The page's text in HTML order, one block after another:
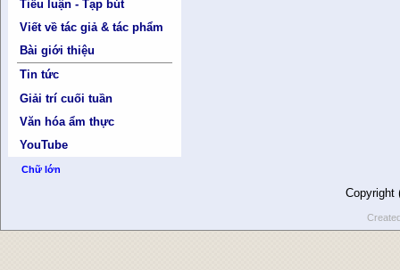
Tiểu luận - Tạp bút
Viết về tác giả & tác phẩm
Bài giới thiệu
Tin tức
Giải trí cuối tuần
Văn hóa ẩm thực
YouTube
Chữ lớn
Copyright